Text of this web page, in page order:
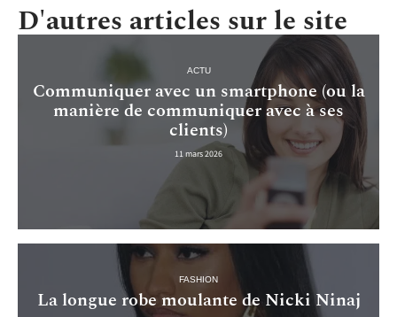
D'autres articles sur le site
ACTU
Communiquer avec un smartphone (ou la
manière de communiquer avec à ses
clients)
11 mars 2026
FASHION
La longue robe moulante de Nicki Ninaj